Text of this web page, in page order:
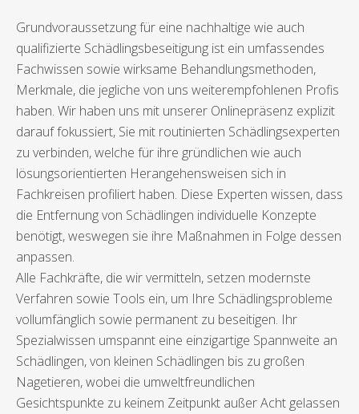
Grundvoraussetzung für eine nachhaltige wie auch
qualifizierte Schädlingsbeseitigung ist ein umfassendes
Fachwissen sowie wirksame Behandlungsmethoden,
Merkmale, die jegliche von uns weiterempfohlenen Profis
haben. Wir haben uns mit unserer Onlinepräsenz explizit
darauf fokussiert, Sie mit routinierten Schädlingsexperten
zu verbinden, welche für ihre gründlichen wie auch
lösungsorientierten Herangehensweisen sich in
Fachkreisen profiliert haben. Diese Experten wissen, dass
die Entfernung von Schädlingen individuelle Konzepte
benötigt, weswegen sie ihre Maßnahmen in Folge dessen
anpassen.
Alle Fachkräfte, die wir vermitteln, setzen modernste
Verfahren sowie Tools ein, um Ihre Schädlingsprobleme
vollumfänglich sowie permanent zu beseitigen. Ihr
Spezialwissen umspannt eine einzigartige Spannweite an
Schädlingen, von kleinen Schädlingen bis zu großen
Nagetieren, wobei die umweltfreundlichen
Gesichtspunkte zu keinem Zeitpunkt außer Acht gelassen